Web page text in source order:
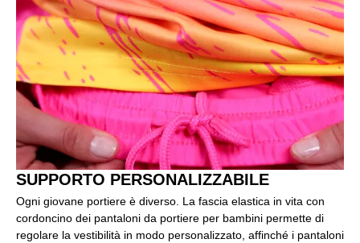
SUPPORTO PERSONALIZZABILE
Ogni giovane portiere è diverso. La fascia elastica in vita con
cordoncino dei pantaloni da portiere per bambini permette di
regolare la vestibilità in modo personalizzato, affinché i pantaloni